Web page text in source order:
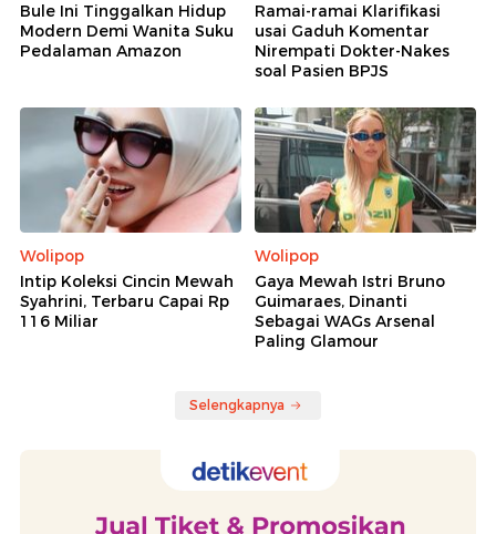
Bule Ini Tinggalkan Hidup
Modern Demi Wanita Suku
Pedalaman Amazon
Ramai-ramai Klarifikasi
usai Gaduh Komentar
Nirempati Dokter-Nakes
soal Pasien BPJS
Wolipop
Intip Koleksi Cincin Mewah
Syahrini, Terbaru Capai Rp
116 Miliar
Wolipop
Gaya Mewah Istri Bruno
Guimaraes, Dinanti
Sebagai WAGs Arsenal
Paling Glamour
Selengkapnya